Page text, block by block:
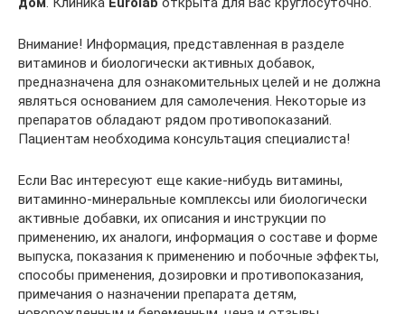
Внимание! Информация, представленная в разделе
витаминов и биологически активных добавок,
предназначена для ознакомительных целей и не должна
являться основанием для самолечения. Некоторые из
препаратов обладают рядом противопоказаний.
Пациентам необходима консультация специалиста!
Если Вас интересуют еще какие-нибудь витамины,
витаминно-минеральные комплексы или биологически
активные добавки, их описания и инструкции по
применению, их аналоги, информация о составе и форме
выпуска, показания к применению и побочные эффекты,
способы применения, дозировки и противопоказания,
примечания о назначении препарата детям,